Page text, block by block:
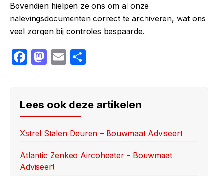
Bovendien hielpen ze ons om al onze
nalevingsdocumenten correct te archiveren, wat ons
veel zorgen bij controles bespaarde.
F
e
b
o
o
k
M
o
d
o
n
E
e
Lees ook deze artikelen
Xstrel Stalen Deuren – Bouwmaat Adviseert
Atlantic Zenkeo Aircoheater – Bouwmaat
Adviseert